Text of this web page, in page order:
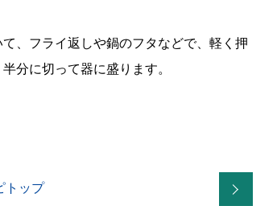
、フライ返しや鍋のフタなどで、軽く押
分に切って器に盛ります。
トップ